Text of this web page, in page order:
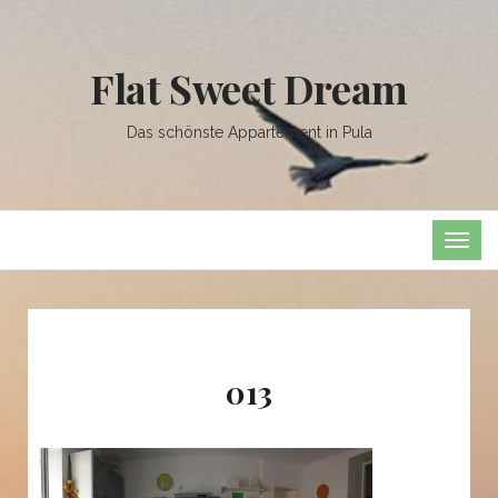
Flat Sweet Dream
Das schönste Appartement in Pula
013